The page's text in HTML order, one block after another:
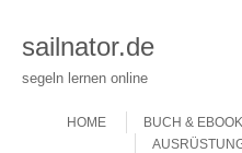
sailnator.de
segeln lernen online
MenuHOME
BUCH & EBOOK